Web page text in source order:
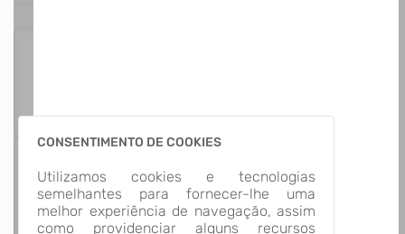
CONSENTIMENTO DE COOKIES
Utilizamos cookies e tecnologias
semelhantes para fornecer-lhe uma
melhor experiência de navegação, assim
como providenciar alguns recursos
13 Grupos de
Informação